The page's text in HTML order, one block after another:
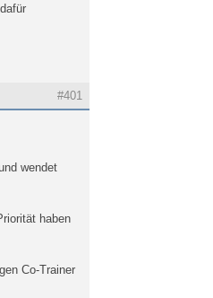
#401
wendet
haben
Co-Trainer